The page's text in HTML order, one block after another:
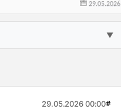
29.05.2026
▼
29.05.2026 00:00#